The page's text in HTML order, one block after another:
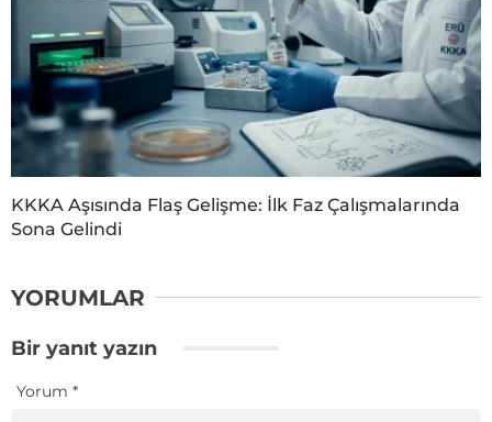
KKKA Aşısında Flaş Gelişme: İlk Faz Çalışmalarında
Sona Gelindi
YORUMLAR
Bir yanıt yazın
Yorum *